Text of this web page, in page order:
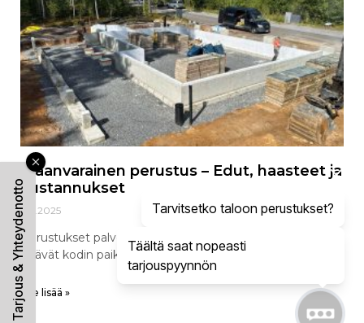
Tarvitsetko taloon perustukset?
Täältä saat nopeasti
tarjouspyynnön
Tarjous & Yhteydenotto
Maanvarainen perustus – Edut, haasteet ja
kustannukset
8.9.2025
Perustukset palvelevat hyvin tärkeää tehtävää, sillä ne
pitävät kodin paikallaan
Lue lisää »